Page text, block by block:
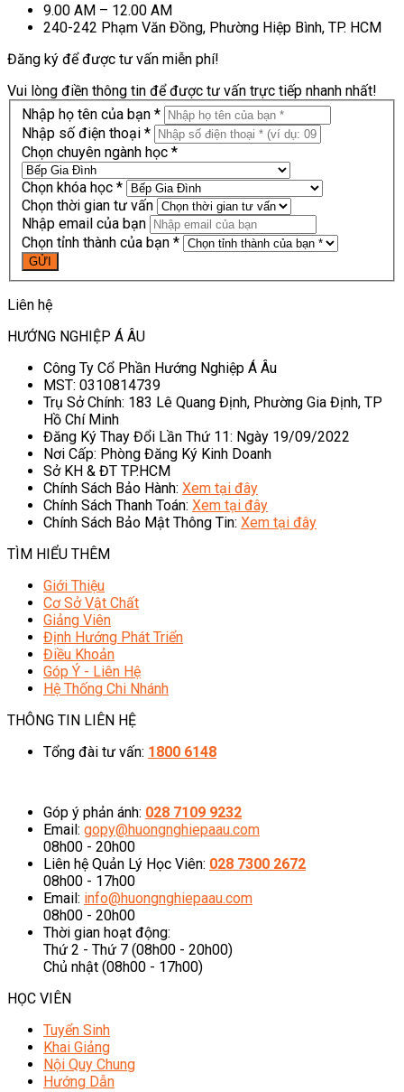
9.00 AM – 12.00 AM
240-242 Phạm Văn Đồng, Phường Hiệp Bình, TP. HCM
Đăng ký để được tư vấn miễn phí!
Vui lòng điền thông tin để được tư vấn trực tiếp nhanh nhất!
Nhập họ tên của bạn *
Nhập số điện thoại *
Chọn chuyên ngành học *
Chọn khóa học *
Chọn thời gian tư vấn
Nhập email của bạn
Chọn tỉnh thành của bạn *
Liên hệ
HƯỚNG NGHIỆP Á ÂU
Công Ty Cổ Phần Hướng Nghiệp Á Âu
MST: 0310814739
Trụ Sở Chính: 183 Lê Quang Định, Phường Gia Định, TP
Hồ Chí Minh
Đăng Ký Thay Đổi Lần Thứ 11: Ngày 19/09/2022
Nơi Cấp: Phòng Đăng Ký Kinh Doanh
Sở KH & ĐT TP.HCM
Chính Sách Bảo Hành: Xem tại đây
Chính Sách Thanh Toán: Xem tại đây
Chính Sách Bảo Mật Thông Tin: Xem tại đây
TÌM HIỂU THÊM
Giới Thiệu
Cơ Sở Vật Chất
Giảng Viên
Định Hướng Phát Triển
Điều Khoản
Góp Ý - Liên Hệ
Hệ Thống Chi Nhánh
THÔNG TIN LIÊN HỆ
Tổng đài tư vấn: 1800 6148
Góp ý phản ánh: 028 7109 9232
Email: gopy@huongnghiepaau.com
08h00 - 20h00
Liên hệ Quản Lý Học Viên: 028 7300 2672
08h00 - 17h00
Email: info@huongnghiepaau.com
08h00 - 20h00
Thời gian hoạt động:
Thứ 2 - Thứ 7 (08h00 - 20h00)
Chủ nhật (08h00 - 17h00)
HỌC VIÊN
Tuyển Sinh
Khai Giảng
Nội Quy Chung
Hướng Dẫn